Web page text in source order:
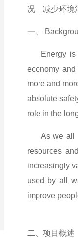
况，减少环境
一、
Energy
economy
more and
absolute
role in the
As we all
resources
increasingly
used by all
improve
二、项目概述